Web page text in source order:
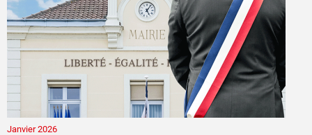
Janvier 2026